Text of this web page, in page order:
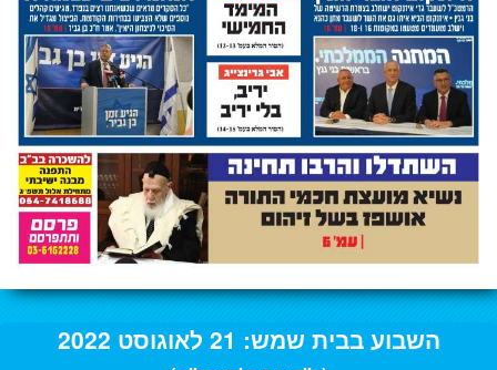
השבוע בבית שמש: 21 לאוגוסט 2022